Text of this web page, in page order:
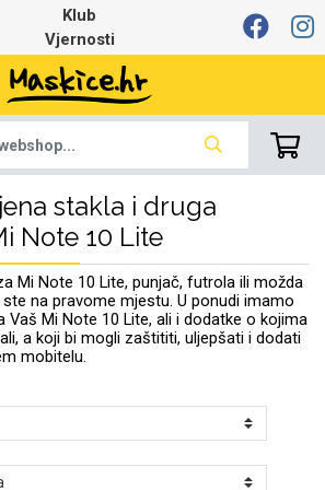
Klub
Vjernosti
stakla i druga
Note 10 Lite
Mi Note 10 Lite, punjač, futrola ili možda
na pravome mjestu. U ponudi imamo
Vaš Mi Note 10 Lite, ali i dodatke o kojima
a koji bi mogli zaštititi, uljepšati i dodati
mobitelu.
Stolne lampe
Šarene maskice
Proljetna kolekcija
8.0 - 9.0 inča
Oprema za Lenovo
tablet
Samsung
Držači za auto
Bežični punjači
Bluetooth slušalice
Memorije i
memorijske kartice
Tipkovnice i miševi
Punjači za laptope
Hladnjaci za laptop
Razno